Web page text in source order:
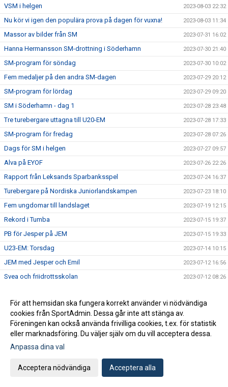
VSM i helgen 2023-08-03 22:32
Nu kör vi igen den populära prova på dagen för vuxna! 2023-08-03 11:34
Massor av bilder från SM 2023-07-31 16:02
Hanna Hermansson SM-drottning i Söderhamn 2023-07-30 21:40
SM-program för söndag 2023-07-30 10:02
Fem medaljer på den andra SM-dagen 2023-07-29 20:12
SM-program för lördag 2023-07-29 09:20
SM i Söderhamn - dag 1 2023-07-28 23:48
Tre turebergare uttagna till U20-EM 2023-07-28 17:33
SM-program för fredag 2023-07-28 07:26
Dags för SM i helgen 2023-07-27 09:57
Alva på EYOF 2023-07-26 22:26
Rapport från Leksands Sparbanksspel 2023-07-24 16:37
Turebergare på Nordiska Juniorlandskampen 2023-07-23 18:10
Fem ungdomar till landslaget 2023-07-19 12:15
Rekord i Tumba 2023-07-15 19:37
PB för Jesper på JEM 2023-07-15 19:33
U23-EM: Torsdag 2023-07-14 10:15
JEM med Jesper och Emil 2023-07-12 16:56
Svea och friidrottsskolan 2023-07-12 08:26
Lag-SM på Sollentunavallen på lördag 2023-07-05 21:19
Alva, Emil och Jesper till mästerskap 2023-07-04 21:22
Anmälan till HT 2023 barngrupper 2023-07-04 21:12
För att hemsidan ska fungera korrekt använder vi nödvändiga
cookies från SportAdmin. Dessa går inte att stänga av.
Föreningen kan också använda frivilliga cookies, t.ex. för statistik
eller marknadsföring. Du väljer själv om du vill acceptera dessa.
Anpassa dina val
Acceptera nödvändiga Acceptera alla